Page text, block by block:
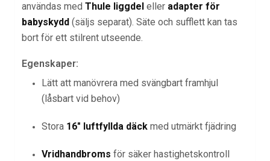
användas med Thule liggdel eller adapter för
babyskydd (säljs separat). Säte och sufflett kan tas
bort för ett stilrent utseende.
Egenskaper:
Lätt att manövrera med svängbart framhjul
(låsbart vid behov)
Stora 16″ luftfyllda däckmed utmärkt fjädring
Vridhandbroms för säker hastighetskontroll